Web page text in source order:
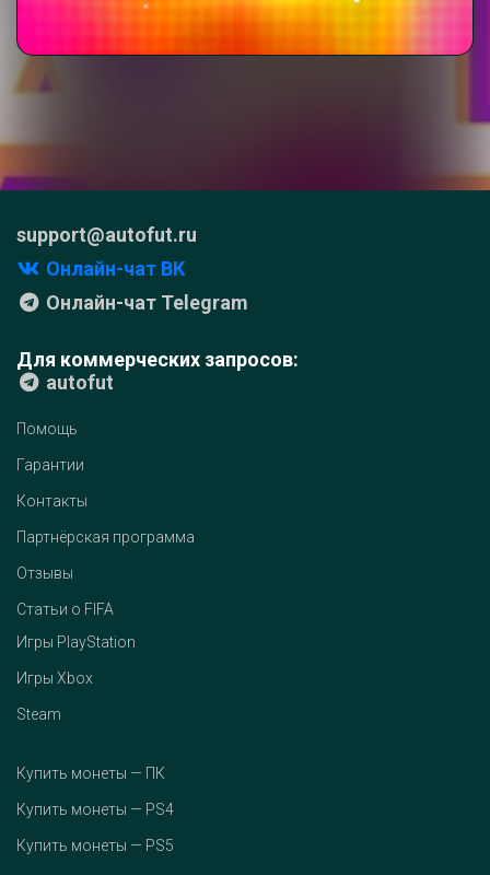
support@autofut.ru
Онлайн-чат ВК
Онлайн-чат Telegram
Для коммерческих запросов:
autofut
Помощь
Гарантии
Контакты
Партнёрская программа
Отзывы
Статьи о FIFA
Игры PlayStation
Игры Xbox
Steam
Купить монеты — ПК
Купить монеты — PS4
Купить монеты — PS5